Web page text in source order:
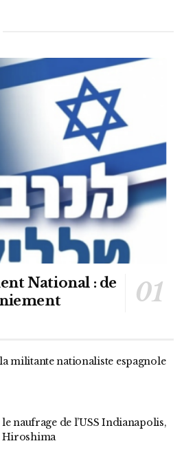
National : de
militante nationaliste espagnole
naufrage de l’USS Indianapolis,
Hiroshima